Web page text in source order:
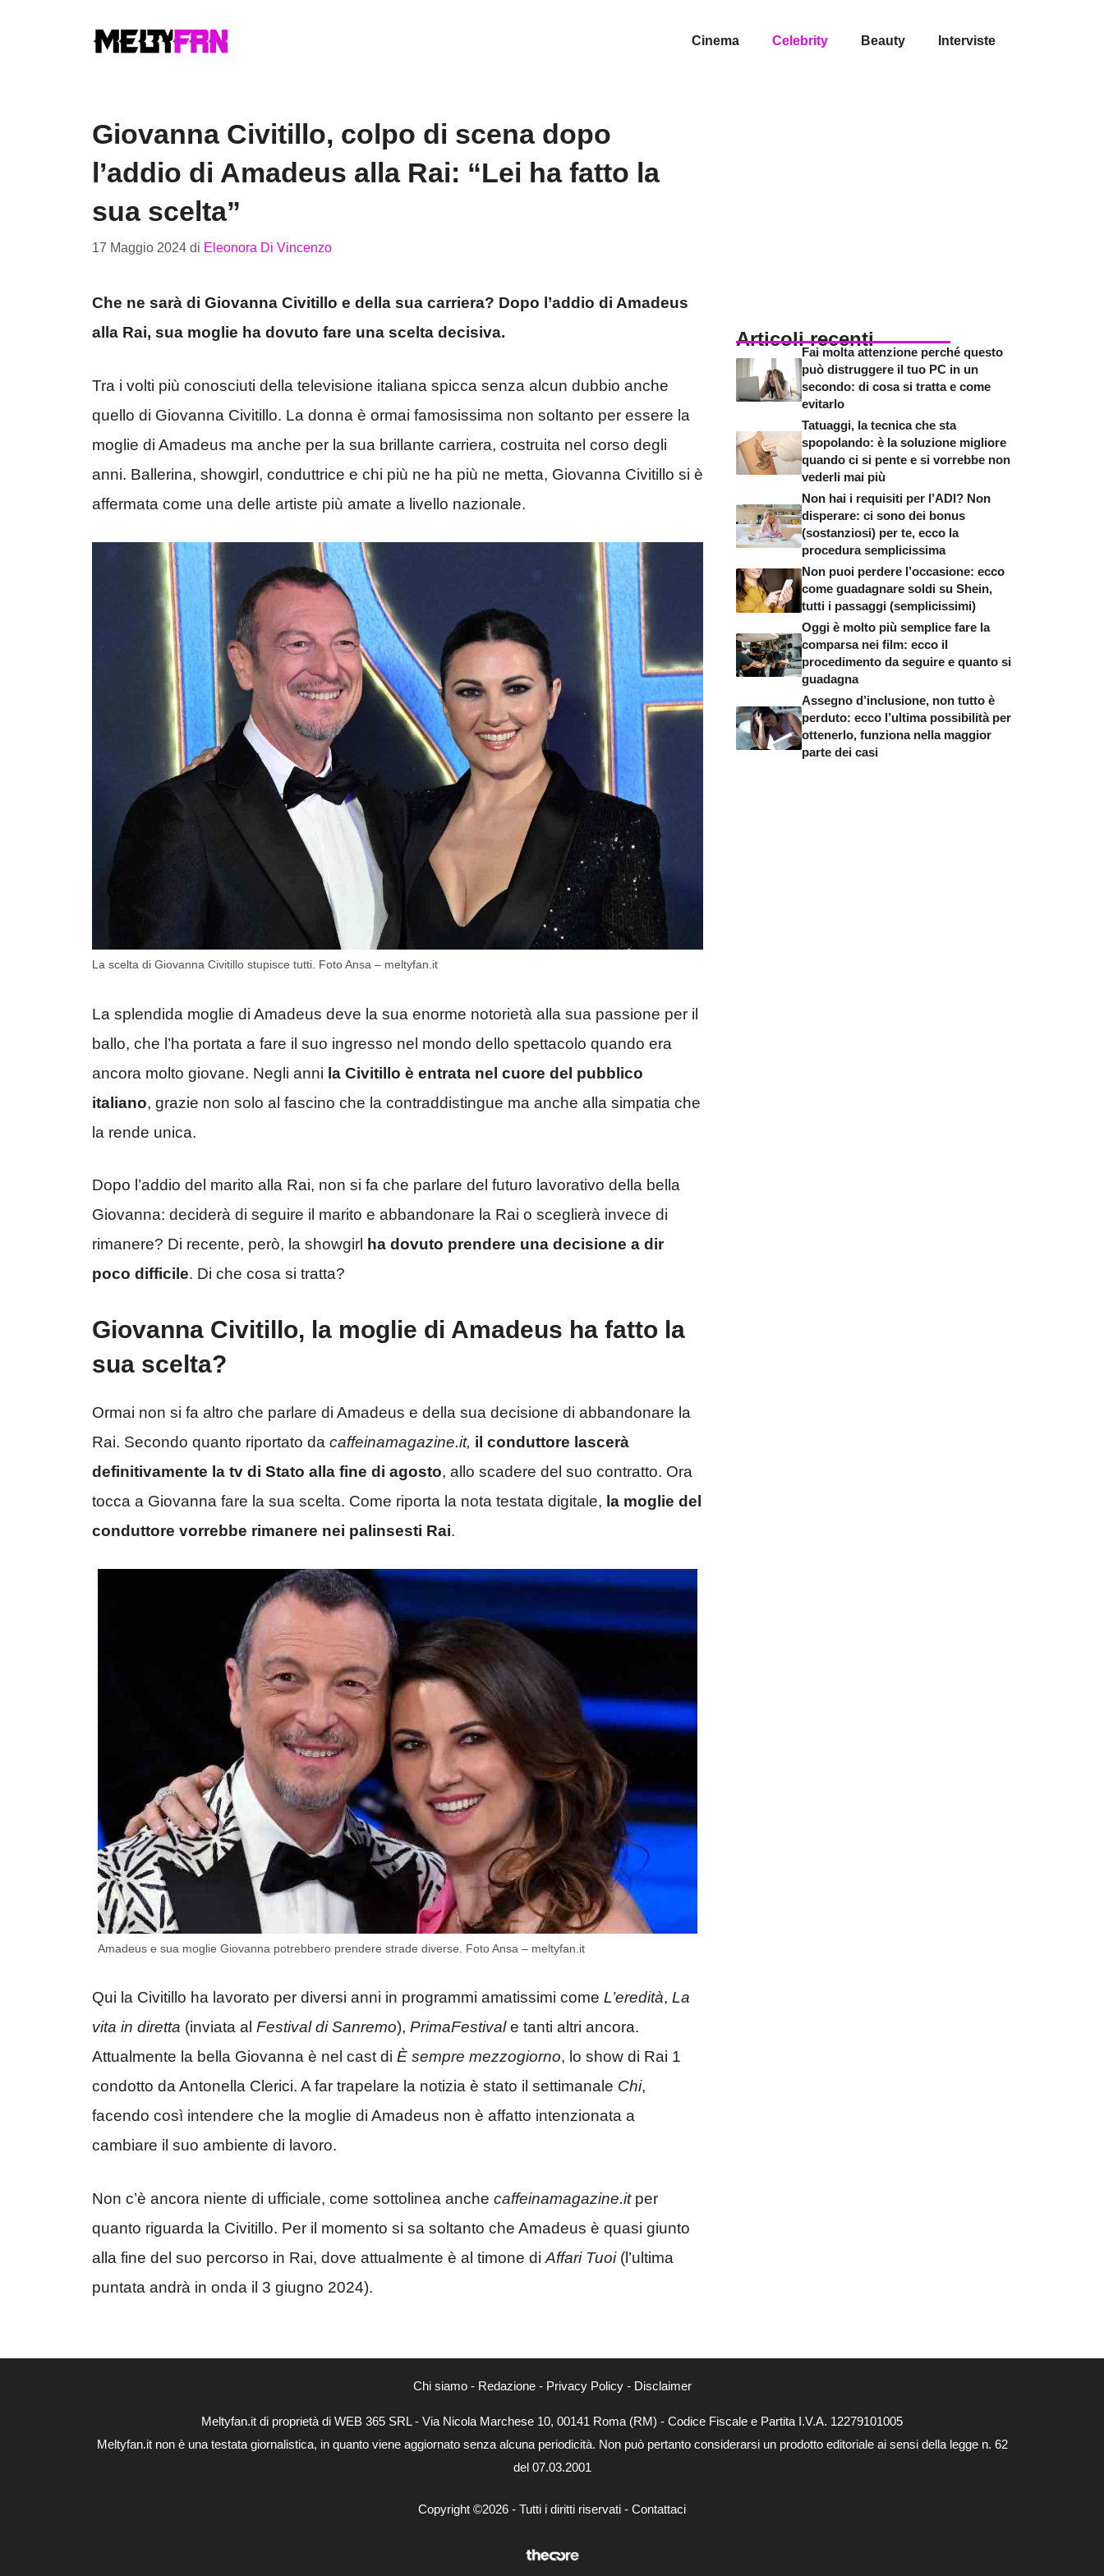
Cinema Celebrity Beauty Interviste
Giovanna Civitillo, colpo di scena dopo
l’addio di Amadeus alla Rai: “Lei ha fatto la
sua scelta”
17 Maggio 2024 di Eleonora Di Vincenzo
Che ne sarà di Giovanna Civitillo e della sua carriera? Dopo l’addio di Amadeus
alla Rai, sua moglie ha dovuto fare una scelta decisiva.
Tra i volti più conosciuti della televisione italiana spicca senza alcun dubbio anche
quello di Giovanna Civitillo. La donna è ormai famosissima non soltanto per essere la
moglie di Amadeus ma anche per la sua brillante carriera, costruita nel corso degli
anni. Ballerina, showgirl, conduttrice e chi più ne ha più ne metta, Giovanna Civitillo si è
affermata come una delle artiste più amate a livello nazionale.
La scelta di Giovanna Civitillo stupisce tutti. Foto Ansa – meltyfan.it
La splendida moglie di Amadeus deve la sua enorme notorietà alla sua passione per il
ballo, che l’ha portata a fare il suo ingresso nel mondo dello spettacolo quando era
ancora molto giovane. Negli anni la Civitillo è entrata nel cuore del pubblico
italiano, grazie non solo al fascino che la contraddistingue ma anche alla simpatia che
la rende unica.
Dopo l’addio del marito alla Rai, non si fa che parlare del futuro lavorativo della bella
Giovanna: deciderà di seguire il marito e abbandonare la Rai o sceglierà invece di
rimanere? Di recente, però, la showgirl ha dovuto prendere una decisione a dir
poco difficile. Di che cosa si tratta?
Giovanna Civitillo, la moglie di Amadeus ha fatto la
sua scelta?
Ormai non si fa altro che parlare di Amadeus e della sua decisione di abbandonare la
Rai. Secondo quanto riportato da caffeinamagazine.it, il conduttore lascerà
definitivamente la tv di Stato alla fine di agosto, allo scadere del suo contratto. Ora
tocca a Giovanna fare la sua scelta. Come riporta la nota testata digitale, la moglie del
conduttore vorrebbe rimanere nei palinsesti Rai.
Amadeus e sua moglie Giovanna potrebbero prendere strade diverse. Foto Ansa – meltyfan.it
Qui la Civitillo ha lavorato per diversi anni in programmi amatissimi come L’eredità, La
vita in diretta (inviata al Festival di Sanremo), PrimaFestivale tanti altri ancora.
Attualmente la bella Giovanna è nel cast di È sempre mezzogiorno, lo show di Rai 1
condotto da Antonella Clerici. A far trapelare la notizia è stato il settimanale Chi,
facendo così intendere che la moglie di Amadeus non è affatto intenzionata a
cambiare il suo ambiente di lavoro.
Non c’è ancora niente di ufficiale, come sottolinea anche caffeinamagazine.itper
quanto riguarda la Civitillo. Per il momento si sa soltanto che Amadeus è quasi giunto
alla fine del suo percorso in Rai, dove attualmente è al timone di Affari Tuoi(l’ultima
puntata andrà in onda il 3 giugno 2024).
Articoli recenti
Fai molta attenzione perché questo
può distruggere il tuo PC in un
secondo: di cosa si tratta e come
evitarlo
Tatuaggi, la tecnica che sta
spopolando: è la soluzione migliore
quando ci si pente e si vorrebbe non
vederli mai più
Non hai i requisiti per l’ADI? Non
disperare: ci sono dei bonus
(sostanziosi) per te, ecco la
procedura semplicissima
Non puoi perdere l’occasione: ecco
come guadagnare soldi su Shein,
tutti i passaggi (semplicissimi)
Oggi è molto più semplice fare la
comparsa nei film: ecco il
procedimento da seguire e quanto si
guadagna
Assegno d’inclusione, non tutto è
perduto: ecco l’ultima possibilità per
ottenerlo, funziona nella maggior
parte dei casi
Chi siamo- Redazione- Privacy Policy- Disclaimer
Meltyfan.it di proprietà di WEB 365 SRL - Via Nicola Marchese 10, 00141 Roma (RM) - Codice Fiscale e Partita I.V.A. 12279101005
Meltyfan.it non è una testata giornalistica, in quanto viene aggiornato senza alcuna periodicità. Non può pertanto considerarsi un prodotto editoriale ai sensi della legge n. 62
del 07.03.2001
Copyright ©2026 - Tutti i diritti riservati - Contattaci